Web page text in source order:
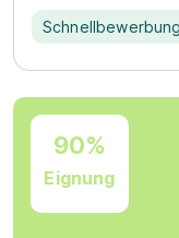
Schnellbewerbung
90%
Eignung